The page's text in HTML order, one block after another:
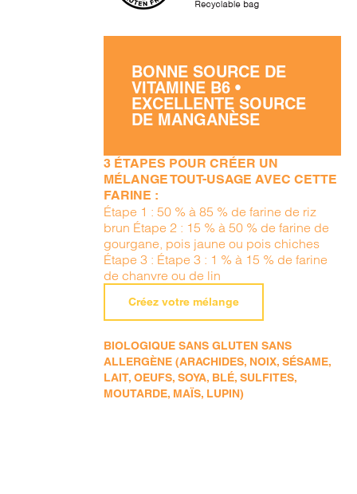
BONNE SOURCE DE
VITAMINE B6 •
EXCELLENTE SOURCE
DE MANGANÈSE
3 ÉTAPES POUR CRÉER UN
MÉLANGE TOUT-USAGE AVEC CETTE
FARINE :
Étape 1 : 50 % à 85 % de farine de riz
brun Étape 2 : 15 % à 50 % de farine de
gourgane, pois jaune ou pois chiches
Étape 3 : Étape 3 : 1 % à 15 % de farine
de chanvre ou de lin
Créez votre mélange
BIOLOGIQUE SANS GLUTEN SANS
ALLERGÈNE (ARACHIDES, NOIX, SÉSAME,
LAIT, OEUFS, SOYA, BLÉ, SULFITES,
MOUTARDE, MAÏS, LUPIN)